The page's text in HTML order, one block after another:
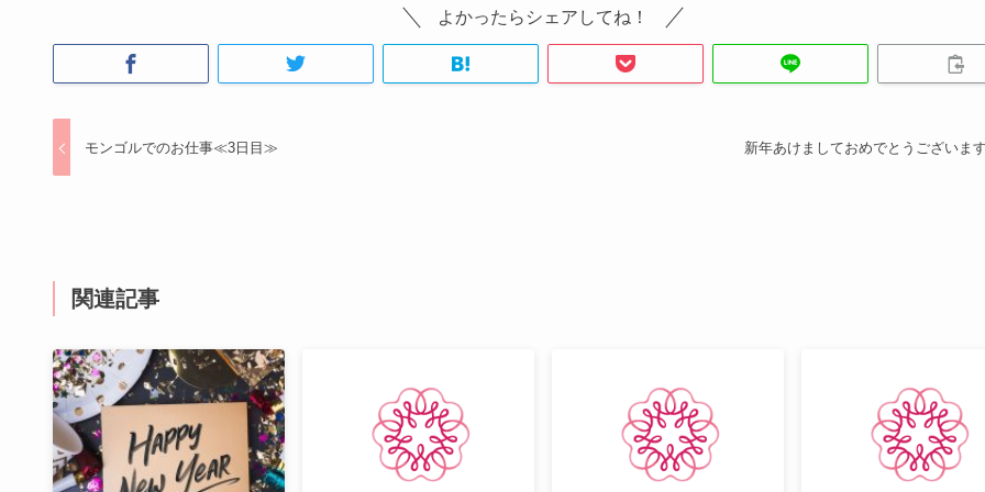
よかったらシェアしてね！
モンゴルでのお仕事≪3日目≫ 新年あけましておめでとうございま
関連記事